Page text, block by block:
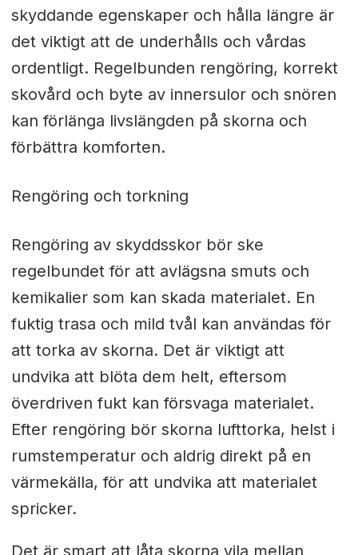
skyddande egenskaper och hålla längre är
det viktigt att de underhålls och vårdas
ordentligt. Regelbunden rengöring, korrekt
skovård och byte av innersulor och snören
kan förlänga livslängden på skorna och
förbättra komforten.
Rengöring och torkning
Rengöring av skyddsskor bör ske
regelbundet för att avlägsna smuts och
kemikalier som kan skada materialet. En
fuktig trasa och mild tvål kan användas för
att torka av skorna. Det är viktigt att
undvika att blöta dem helt, eftersom
överdriven fukt kan försvaga materialet.
Efter rengöring bör skorna lufttorka, helst i
rumstemperatur och aldrig direkt på en
värmekälla, för att undvika att materialet
spricker.
Det är smart att låta skorna vila mellan